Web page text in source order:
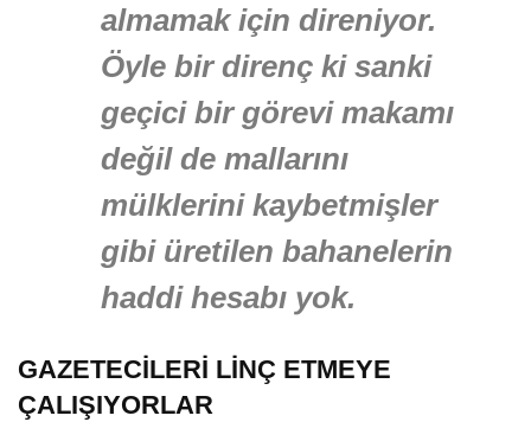
almamak için direniyor.
Öyle bir direnç ki sanki
geçici bir görevi makamı
değil de mallarını
mülklerini kaybetmişler
gibi üretilen bahanelerin
haddi hesabı yok.
GAZETECİLERİ LİNÇ ETMEYE
ÇALIŞIYORLAR